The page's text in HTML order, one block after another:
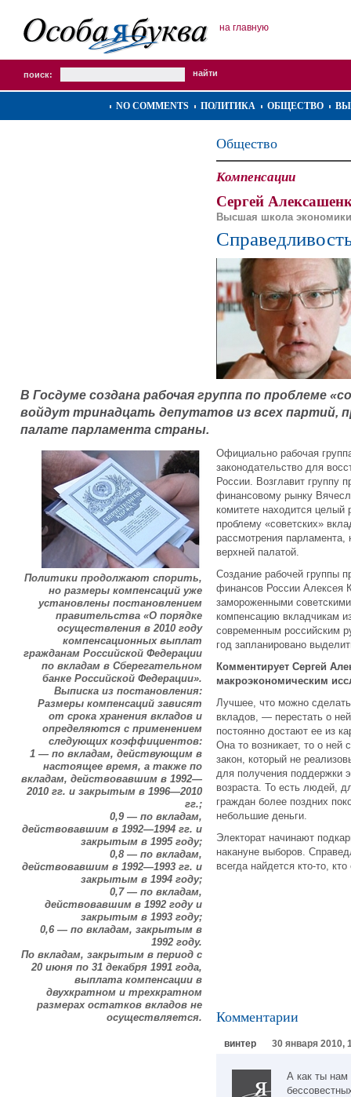
на главную
поиск:
NO COMMENTS ПОЛИТИКА ОБЩЕСТВО
Общество
Компенсации
Сергей
Высшая школа экономики
В Госдуме создана рабочая группа по проблеме
войдут тринадцать депутатов из всех партий,
палате парламента страны.
Политики продолжают спорить,
но размеры компенсаций уже
установлены постановлением
правительства «О порядке
осуществления в 2010 году
компенсационных выплат
гражданам Российской Федерации
по вкладам в Сберегательном
банке Российской Федерации».
Выписка из постановления:
Размеры компенсаций зависят
от срока хранения вкладов и
определяются с применением
следующих коэффициентов:
1 — по вкладам, действующим в
настоящее время, а также по
вкладам, действовавшим в 1992—
2010 гг. и закрытым в 1996—2010
гг.;
0,9 — по вкладам,
действовавшим в 1992—1994 гг. и
закрытым в 1995 году;
0,8 — по вкладам,
действовавшим в 1992—1993 гг. и
закрытым в 1994 году;
0,7 — по вкладам,
действовавшим в 1992 году и
закрытым в 1993 году;
0,6 — по вкладам, закрытым в
1992 году.
По вкладам, закрытым в период с
20 июня по 31 декабря 1991 года,
выплата компенсации в
двухкратном и трехкратном
размерах остатков вкладов не
осуществляется.
Официально рабочая
законодательство для
России. Возглавит группу
финансовому рынку
комитете находится целый
проблему «советских»
рассмотрения
верхней палатой.
Создание рабочей группы
финансов России Алексея
замороженными
компенсацию вкладчикам
современным российским
год запланировано
Комментирует Сергей
макроэкономическим
Лучшее, что можно
вкладов, — перестать о
постоянно достают ее из
Она то возникает, то о ней
закон, который не
для получения поддержки
возраста. То есть людей,
граждан более поздних
небольшие деньги.
Электорат начинают
накануне выборов.
всегда найдется кто-то,
Комментарии
винтер 30 января 2010,
А как ты нам